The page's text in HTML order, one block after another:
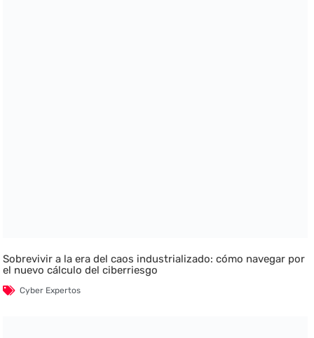
Sobrevivir a la era del caos industrializado: cómo navegar por
el nuevo cálculo del ciberriesgo
Cyber Expertos